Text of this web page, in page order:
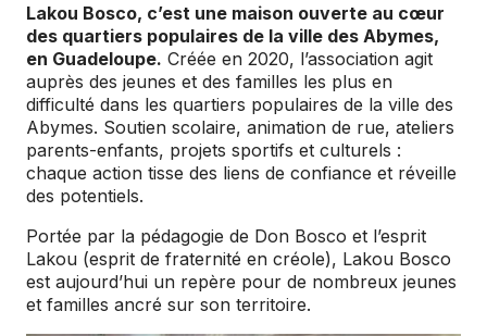
Lakou Bosco, c’est une maison ouverte au cœur
des quartiers populaires de la ville des Abymes,
en Guadeloupe. Créée en 2020, l’association agit
auprès des jeunes et des familles les plus en
difficulté dans les quartiers populaires de la ville des
Abymes. Soutien scolaire, animation de rue, ateliers
parents-enfants, projets sportifs et culturels :
chaque action tisse des liens de confiance et réveille
des potentiels.
Portée par la pédagogie de Don Bosco et l’esprit
Lakou (esprit de fraternité en créole), Lakou Bosco
est aujourd’hui un repère pour de nombreux jeunes
et familles ancré sur son territoire.